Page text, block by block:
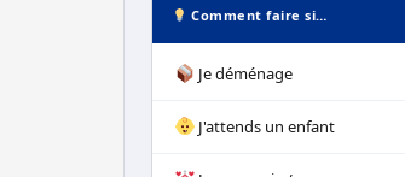
Comment faire si…
Je déménage
J'attends un enfant